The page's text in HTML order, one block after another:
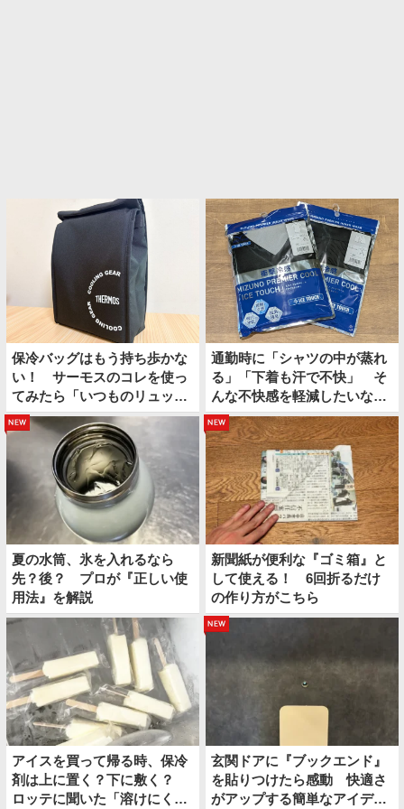
保冷バッグはもう持ち歩かな
い！ サーモスのコレを使っ
てみたら「いつものリュック
の中に保冷スペースができ
た」
通勤時に「シャツの中が蒸れ
る」「下着も汗で不快」 そ
んな不快感を軽減したいなら
上下コレにしてみたら？
new
夏の水筒、氷を入れるなら
先？後？ プロが『正しい使
用法』を解説
new
新聞紙が便利な『ゴミ箱』と
して使える！ 6回折るだけ
の作り方がこちら
アイスを買って帰る時、保冷
剤は上に置く？下に敷く？
ロッテに聞いた「溶けにくい
玄関ドアに『ブックエンド』
を貼りつけたら感動 快適さ
がアップする簡単なアイディ